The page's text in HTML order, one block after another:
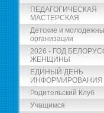
ПЕДАГОГИЧЕСКАЯ
МАСТЕРСКАЯ
Детские и
организации
2026 - ГОД
ЖЕНЩИНЫ
ЕДИНЫЙ ДЕНЬ
ИНФОРМИРОВАНИЯ
Родительский Клуб
Учащимся